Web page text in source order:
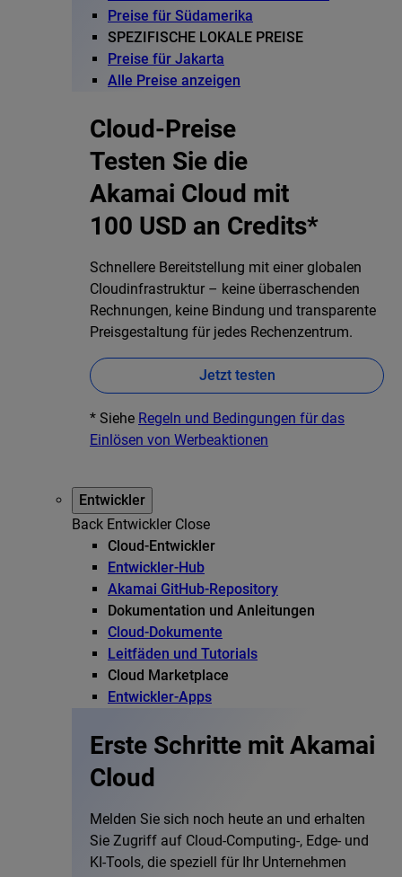
Preise für Südamerika
SPEZIFISCHE LOKALE PREISE
Preise für Jakarta
Alle Preise anzeigen
Cloud-Preise
Testen Sie die
Akamai Cloud mit
100 USD an Credits*
Schnellere Bereitstellung mit einer globalen
Cloudinfrastruktur – keine überraschenden
Rechnungen, keine Bindung und transparente
Preisgestaltung für jedes Rechenzentrum.
Jetzt testen
* Siehe Regeln und Bedingungen für das
Einlösen von Werbeaktionen
Entwickler
Back Entwickler Close
Cloud-Entwickler
Entwickler-Hub
Akamai GitHub-Repository
Dokumentation und Anleitungen
Cloud-Dokumente
Leitfäden und Tutorials
Cloud Marketplace
Entwickler-Apps
Erste Schritte mit Akamai
Cloud
Melden Sie sich noch heute an und erhalten
Sie Zugriff auf Cloud-Computing-, Edge- und
KI-Tools, die speziell für Ihr Unternehmen